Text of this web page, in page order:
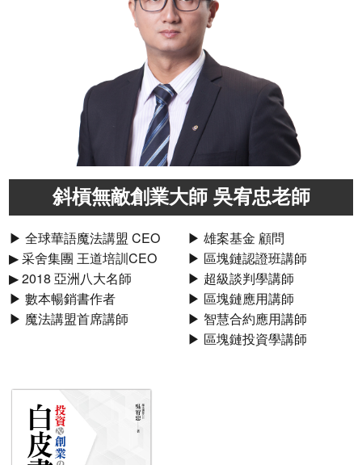
斜槓無敵創業大師 吳宥忠老師
▶ 全球華語魔法講盟 CEO
▶ 采舍集團 王道培訓CEO
▶ 2018 亞洲八大名師
▶ 數本暢銷書作者
▶ 魔法講盟首席講師
▶ 雄案基金 顧問
▶ 區塊鏈認證班講師
▶ 超級談判學講師
▶ 區塊鏈應用講師
▶ 智慧合約應用講師
▶ 區塊鏈投資學講師